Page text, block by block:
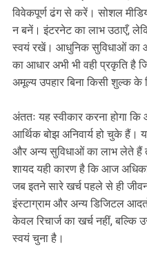
विवेकपूर्ण ढंग से करें। सोशल
न बनें। इंटरनेट का लाभ उठाएँ,
स्वयं रखें। आधुनिक सुविधाओं का
का आधार अभी भी वही प्रकृति
अमूल्य उपहार बिना किसी शुल्क के
अंततः यह स्वीकार करना होगा
आर्थिक बोझ अनिवार्य हो चुके हैं।
और अन्य सुविधाओं का लाभ लेते हैं
शायद यही कारण है कि आज
जब इतने सारे खर्च पहले से ही
इंस्टाग्राम और अन्य डिजिटल
केवल रिचार्ज का खर्च नहीं,
स्वयं चुना है।